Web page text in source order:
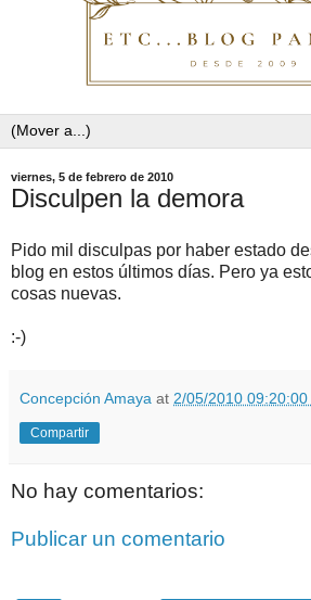
viernes, 5 de febrero de 2010
Disculpen la demora
Pido mil disculpas por haber estado
blog en estos últimos días. Pero ya
cosas nuevas.
:-)
Concepción Amaya at 2/05/2010 09:20:00
Compartir
No hay comentarios:
Publicar un comentario